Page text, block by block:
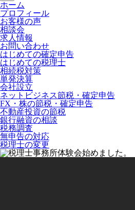
ホーム
プロフィール
お客様の声
相談会
求人情報
お問い合わせ
はじめての確定申告
はじめての税理士
相続税対策
単発決算
会社設立
ネットビジネス節税・確定申告
FX・株の節税・確定申告
不動産投資の節税
銀行融資の相談
税務調査
無申告の対応
税理士の変更